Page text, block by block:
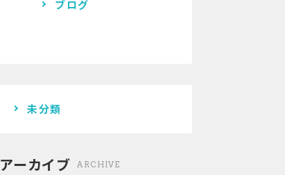
ブログ
未分類
アーカイブ ARCHIVE